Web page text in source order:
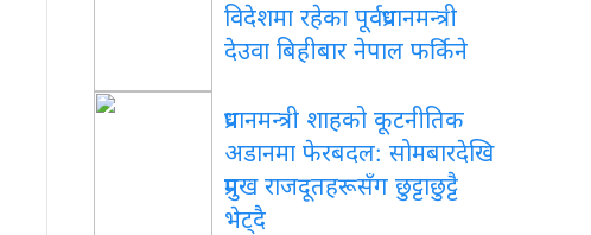
विदेशमा रहेका पूर्वप्रधानमन्त्री
देउवा बिहीबार नेपाल फर्किने
प्रधानमन्त्री शाहको कूटनीतिक
अडानमा फेरबदल: सोमबारदेखि
प्रमुख राजदूतहरूसँग छुट्टाछुट्टै
भेट्दै